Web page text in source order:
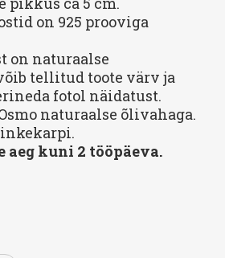
on 925 prooviga
on naturaalse
tellitud toote värv ja
fotol näidatust.
naturaalse õlivahaga.
aeg kuni 2 tööpäeva.